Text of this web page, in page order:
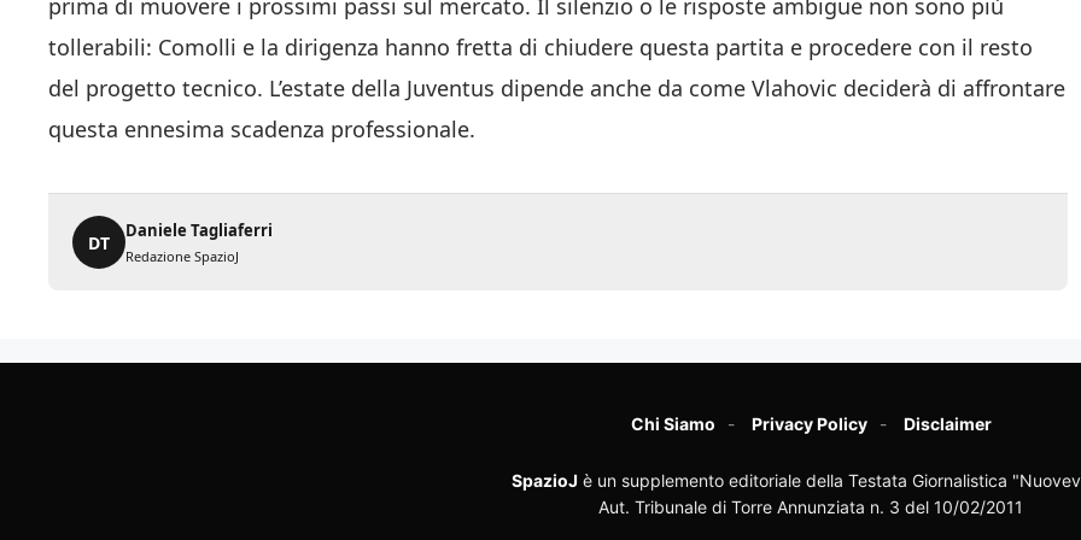
prima di muovere i prossimi passi sul mercato. Il silenzio o le risposte ambigue non sono più
tollerabili: Comolli e la dirigenza hanno fretta di chiudere questa partita e procedere con il resto
del progetto tecnico. L’estate della Juventus dipende anche da come Vlahovic deciderà di affrontare
questa ennesima scadenza professionale.
DT
Daniele Tagliaferri
Redazione SpazioJ
Chi Siamo Privacy Policy Disclaimer
SpazioJ è un supplemento editoriale della Testata Giornalistica
Aut. Tribunale di Torre Annunziata n. 3 del 10/02/2011